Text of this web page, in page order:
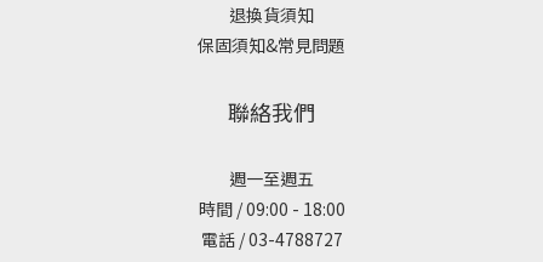
退換貨須知
保固須知&常見問題
聯絡我們
週一至週五
時間 / 09:00 - 18:00
電話 / 03-4788727